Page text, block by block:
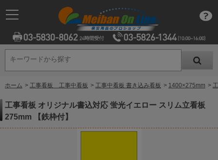
キーワードから探す
キーワードから探す
ホーム > 工事看板 工事中看板 > 工事中看板 書き込み看板 > 1400×275mm >
工事看板 オリジナル書込対応 蛍光イエロー スリム立看板
275mm 【鉄枠付】